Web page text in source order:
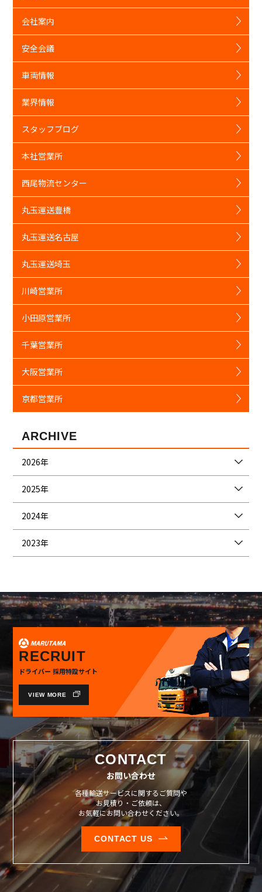
会社案内
安全会議
車両情報
業界情報
スタッフブログ
本社営業所
西尾物流センター
丸玉運送豊橋
丸玉運送名古屋
丸玉運送埼玉
川崎営業所
小田原営業所
千葉営業所
大阪営業所
京都営業所
ARCHIVE
2026年
2025年
2024年
2023年
RECRUIT
ドライバー 採用特設サイト
VIEW MORE
CONTACT
お問い合わせ
各種輸送サービスに関するご質問や
お見積り・ご依頼は、
お気軽にお問い合わせください。
CONTACT US